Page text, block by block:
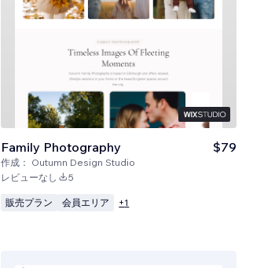
Family Photography
作成： Outumn Design Studio
$79
レビューなし 5
販売プラン 会員エリア +1